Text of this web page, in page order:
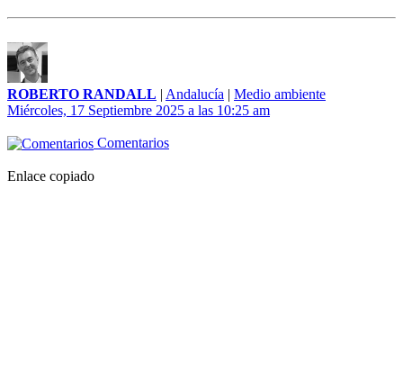
ROBERTO RANDALL | Andalucía | Medio ambiente
Miércoles, 17 Septiembre 2025 a las 10:25 am
Comentarios
Enlace copiado